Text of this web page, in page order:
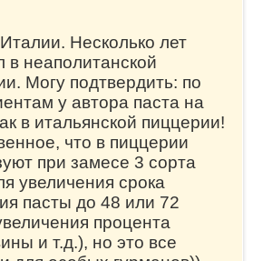
Несколько лет
в неаполитанской
Могу подтвердить: по
у автора паста на
в итальянской пиццерии!
что в пиццерии
при замесе 3 сорта
увеличения срока
пасты до 48 или 72
процента
и т.д.), но это все